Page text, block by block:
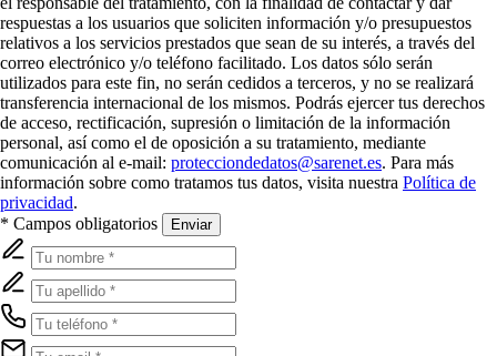
respuestas a los usuarios que soliciten información y/o presupuestos
relativos a los servicios prestados que sean de su interés, a través del
correo electrónico y/o teléfono facilitado. Los datos sólo serán
utilizados para este fin, no serán cedidos a terceros, y no se realizará
transferencia internacional de los mismos. Podrás ejercer tus derechos
de acceso, rectificación, supresión o limitación de la información
personal, así como el de oposición a su tratamiento, mediante
comunicación al e-mail: protecciondedatos@sarenet.es. Para más
información sobre como tratamos tus datos, visita nuestra Política de
privacidad.
* Campos obligatorios
Enviar